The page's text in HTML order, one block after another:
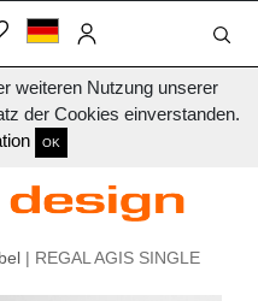
weiteren Nutzung unserer
der Cookies einverstanden.
OK
| REGAL AGIS SINGLE